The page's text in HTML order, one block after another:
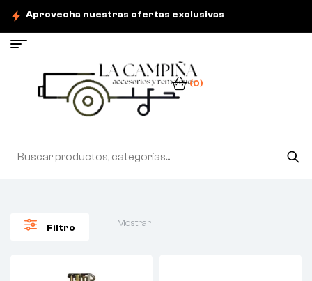
Aprovecha nuestras ofertas exclusivas
(0)
Filtro Mostrar